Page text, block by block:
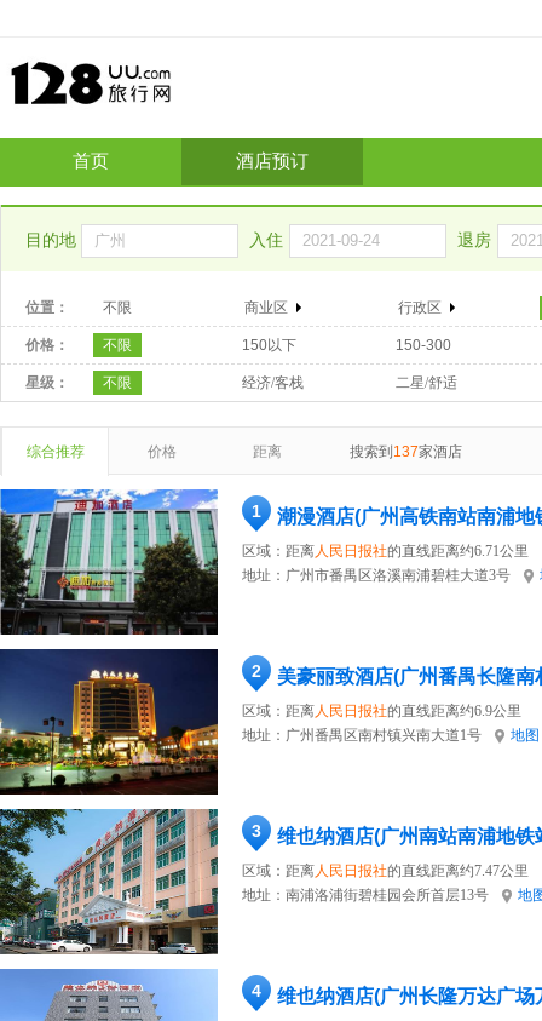
首页 酒店预订
目的地 入住 退房
位置： 不限 商业区 行政区
价格： 不限 150以下 150-300
星级： 不限 经济/客栈 二星/舒适
综合推荐 价格 距离 搜索到 137家酒店
1 潮漫酒店(广州高铁南站南浦地
区域：距离人民日报社的直线距离约6.71公里
地址： 广州市番禺区洛溪南浦碧桂大道3号
2 美豪丽致酒店(广州番禺长隆南
区域：距离人民日报社的直线距离约6.9公里
地址： 广州番禺区南村镇兴南大道1号 地图
3 维也纳酒店(广州南站南浦地铁
区域：距离人民日报社的直线距离约7.47公里
地址： 南浦洛浦街碧桂园会所首层13号 地
4 维也纳酒店(广州长隆万达广场